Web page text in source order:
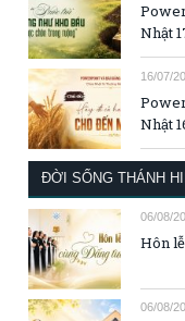
Nhật
16/07/
Nhật
ĐỜI SỐNG THÁNH
06/08/
Hôn
06/08/